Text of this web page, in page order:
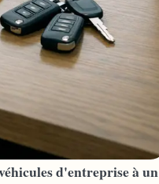
d'entreprise à un